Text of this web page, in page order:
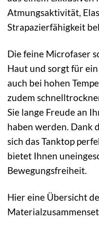
Atmungsaktivität,
Strapazierfähigkeit
Die feine Microfaser
Haut und sorgt für
auch bei hohen
zudem
Sie lange Freude an
haben werden. Dank
sich das Tanktop
bietet Ihnen
Bewegungsfreiheit.
Hier eine Übersicht